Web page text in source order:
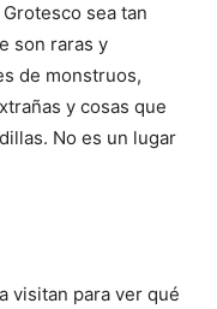
sea tan
son raras y
de monstruos,
y cosas que
No es un lugar
visitan para ver qué